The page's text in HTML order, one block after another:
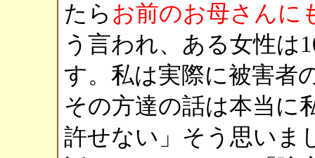
たら お前のお母さんに
う言われ、ある女性は
す。私は実際に被害者
その方達の話は本当に
許せない」そう思いま